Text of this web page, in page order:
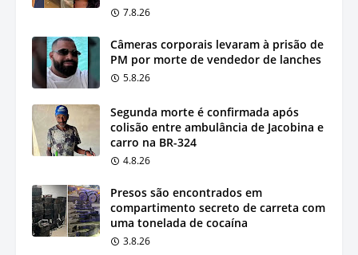
7.8.26
Câmeras corporais levaram à prisão de
PM por morte de vendedor de lanches
5.8.26
Segunda morte é confirmada após
colisão entre ambulância de Jacobina e
carro na BR-324
4.8.26
Presos são encontrados em
compartimento secreto de carreta com
uma tonelada de cocaína
3.8.26